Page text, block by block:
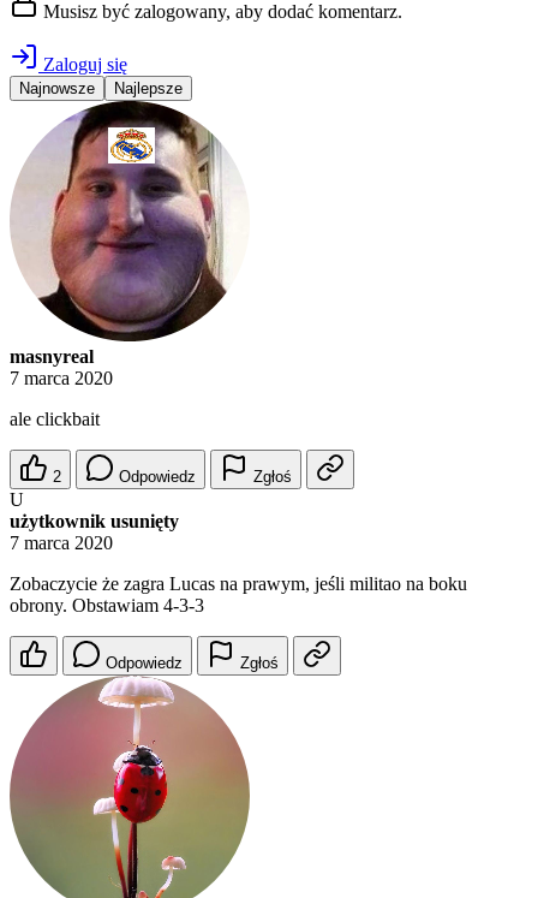
Musisz być zalogowany, aby dodać komentarz.
Zaloguj się
Najnowsze Najlepsze
masnyreal
7 marca 2020
ale clickbait
2 Odpowiedz Zgłoś
U
użytkownik usunięty
7 marca 2020
Zobaczycie że zagra Lucas na prawym, jeśli militao na boku
obrony. Obstawiam 4-3-3
Odpowiedz Zgłoś